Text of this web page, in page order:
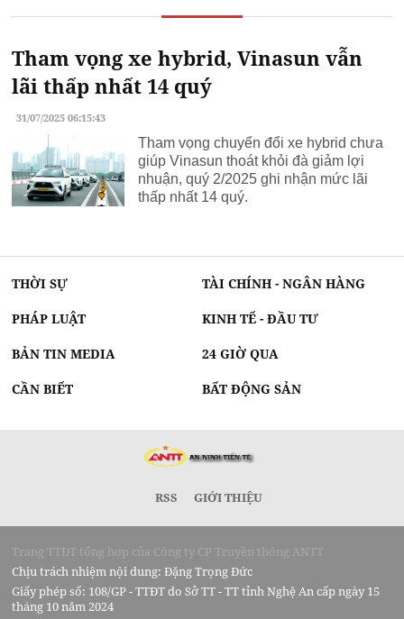
Tham vọng xe hybrid, Vinasun vẫn
lãi thấp nhất 14 quý
31/07/2025 06:15:43
Tham vọng chuyển đổi xe hybrid chưa
giúp Vinasun thoát khỏi đà giảm lợi
nhuận, quý 2/2025 ghi nhận mức lãi
thấp nhất 14 quý.
THỜI SỰ TÀI CHÍNH - NGÂN HÀNG
PHÁP LUẬT KINH TẾ - ĐẦU TƯ
BẢN TIN MEDIA 24 GIỜ QUA
CẦN BIẾT BẤT ĐỘNG SẢN
RSS GIỚI THIỆU
Trang TTĐT tổng hợp của Công ty CP Truyền thông ANTT
Chịu trách nhiệm nội dung: Đặng Trọng Đức
Giấy phép số: 108/GP - TTĐT do Sở TT - TT tỉnh Nghệ An cấp ngày 15
tháng 10 năm 2024